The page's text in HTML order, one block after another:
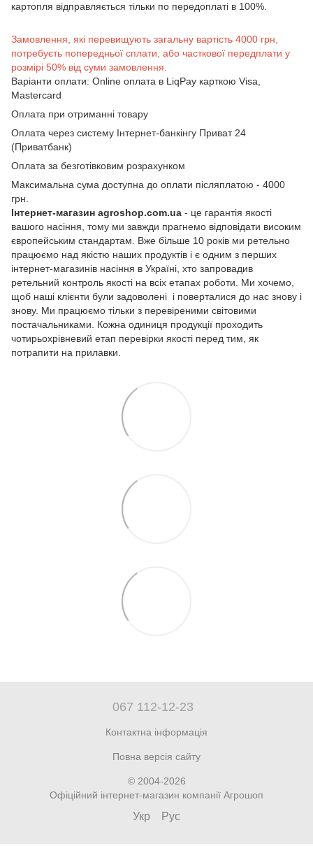
картопля відправляється тільки по передоплаті в 100%.
Замовлення, які перевищують загальну вартість 4000 грн,
потребуєть попередньої сплати, або часткової передплати у
розмірі 50% від суми замовлення.
Варіанти оплати: Online оплата в LiqPay карткою Visa,
Mastercard
Оплата при отриманні товару
Оплата через систему Інтернет-банкінгу Приват 24
(Приватбанк)
Оплата за безготівковим розрахунком
Максимальна сума доступна до оплати післяплатою - 4000
грн.
Інтернет-магазин agroshop.com.ua - це гарантія якості
вашого насіння, тому ми завжди прагнемо відповідати високим
європейським стандартам. Вже більше 10 років ми ретельно
працюємо над якістю наших продуктів і є одним з перших
інтернет-магазинів насіння в Україні, хто запровадив
ретельний контроль якості на всіх етапах роботи. Ми хочемо,
щоб наші клієнти були задоволені і поверталися до нас знову і
знову. Ми працюємо тільки з перевіреними світовими
постачальниками. Кожна одиниця продукції проходить
чотирьохрівневий етап перевірки якості перед тим, як
потрапити на прилавки.
067 112-12-23
Контактна інформація
Повна версія сайту
© 2004-2026
Офіційний інтернет-магазин компанії Агрошоп
Укр Рус